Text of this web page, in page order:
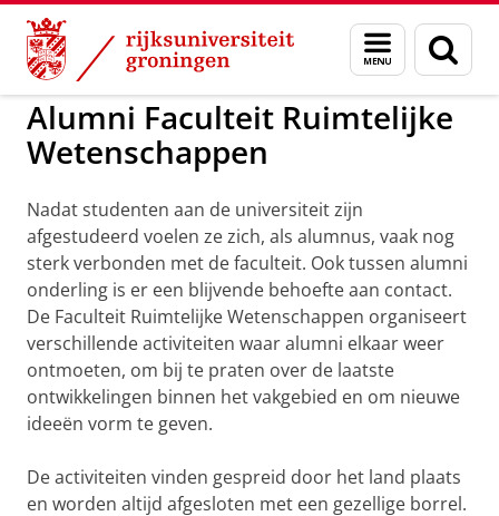
Skip
Content
Skip
Navigation
Menu
en
zoeken
Over ons
Alumni Faculteit Ruimtelijke
Wetenschappen
Nadat studenten aan de universiteit zijn
afgestudeerd voelen ze zich, als alumnus, vaak nog
sterk verbonden met de faculteit. Ook tussen alumni
onderling is er een blijvende behoefte aan contact.
De Faculteit Ruimtelijke Wetenschappen organiseert
verschillende activiteiten waar alumni elkaar weer
ontmoeten, om bij te praten over de laatste
ontwikkelingen binnen het vakgebied en om nieuwe
ideeën vorm te geven.
De activiteiten vinden gespreid door het land plaats
en worden altijd afgesloten met een gezellige borrel.